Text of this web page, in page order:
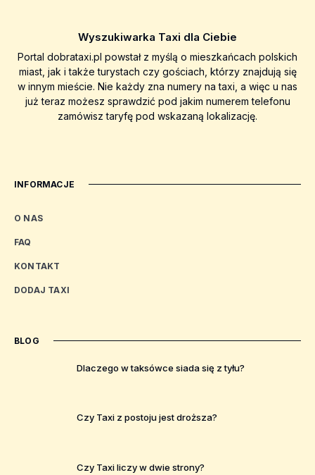
Wyszukiwarka Taxi dla Ciebie
Portal dobrataxi.pl powstał z myślą o mieszkańcach polskich
miast, jak i także turystach czy gościach, którzy znajdują się
w innym mieście. Nie każdy zna numery na taxi, a więc u nas
już teraz możesz sprawdzić pod jakim numerem telefonu
zamówisz taryfę pod wskazaną lokalizację.
INFORMACJE
O NAS
FAQ
KONTAKT
DODAJ TAXI
BLOG
Dlaczego w taksówce siada się z tyłu?
Czy Taxi z postoju jest droższa?
Czy Taxi liczy w dwie strony?